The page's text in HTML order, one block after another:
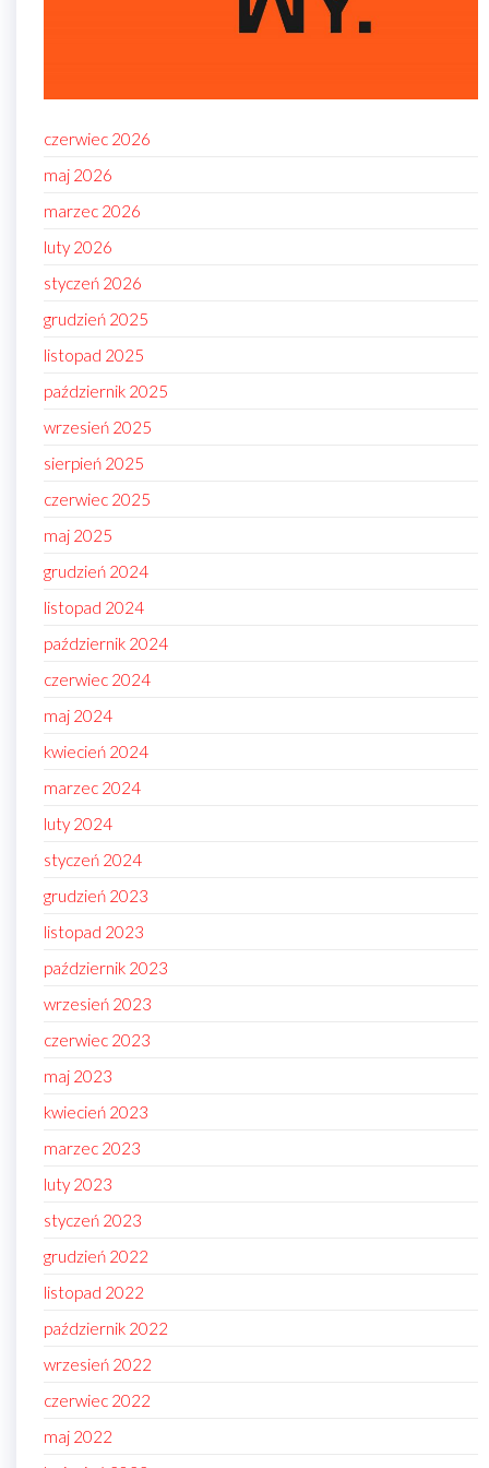
czerwiec 2026
maj 2026
marzec 2026
luty 2026
styczeń 2026
grudzień 2025
listopad 2025
październik 2025
wrzesień 2025
sierpień 2025
czerwiec 2025
maj 2025
grudzień 2024
listopad 2024
październik 2024
czerwiec 2024
maj 2024
kwiecień 2024
marzec 2024
luty 2024
styczeń 2024
grudzień 2023
listopad 2023
październik 2023
wrzesień 2023
czerwiec 2023
maj 2023
kwiecień 2023
marzec 2023
luty 2023
styczeń 2023
grudzień 2022
listopad 2022
październik 2022
wrzesień 2022
czerwiec 2022
maj 2022